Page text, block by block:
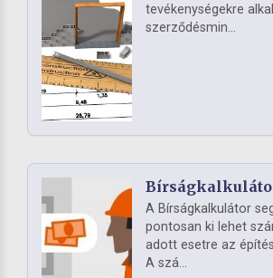
tevékenységekre
szerződésmin...
A Bírságkalkulátor
pontosan ki lehet
adott esetre az
A szá...